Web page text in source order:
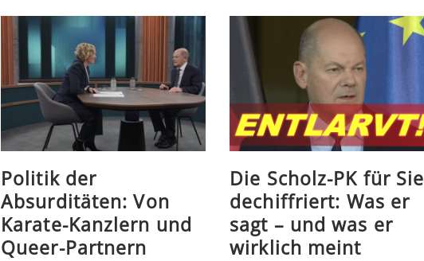
Politik der
Absurditäten: Von
Karate-Kanzlern und
Queer-Partnern
Die Scholz-PK für Sie
dechiffriert: Was er
sagt – und was er
wirklich meint